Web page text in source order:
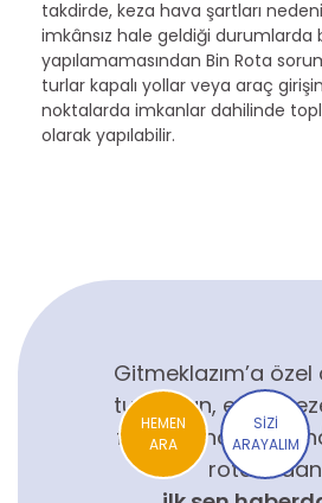
takdirde, keza hava şartları
imkânsız hale geldiği durumlarda
yapılamamasından Bin Rota
turlar kapalı yollar veya araç
noktalarda imkanlar dahilinde
olarak yapılabilir.
Gitmeklazım’a
turlardan, erken
fırsatlarından ve
rotalardan
HEMEN
ARA
SİZİ
ARAYALIM